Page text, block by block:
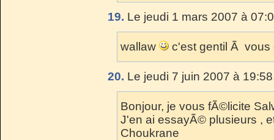
19. Le jeudi 1 mars 2007 à
wallaw c'est gentil Ã vous
20. Le jeudi 7 juin 2007 à
Bonjour, je vous fÃ©licite
J'en ai essayÃ© plusieurs ,
Choukrane